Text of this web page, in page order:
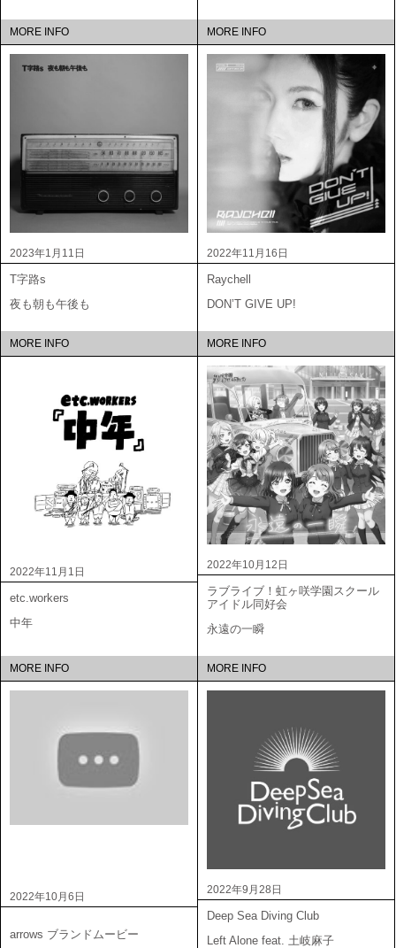
MORE INFO MORE INFO
2023年1月11日
T字路s
夜も朝も午後も
MORE INFO
2022年11月16日
Raychell
DON’T GIVE UP!
MORE INFO
2022年11月1日
etc.workers
中年
MORE INFO
2022年10月12日
ラブライブ！虹ヶ咲学園スクール
アイドル同好会
永遠の一瞬
MORE INFO
2022年10月6日
arrows ブランドムービー
2022年9月28日
Deep Sea Diving Club
Left Alone feat. 土岐麻子